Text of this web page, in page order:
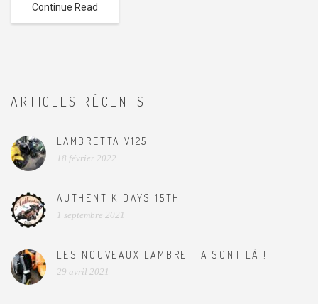
Continue Read
ARTICLES RÉCENTS
LAMBRETTA V125
18 février 2022
AUTHENTIK DAYS 15TH
1 septembre 2021
LES NOUVEAUX LAMBRETTA SONT LÀ !
29 avril 2021